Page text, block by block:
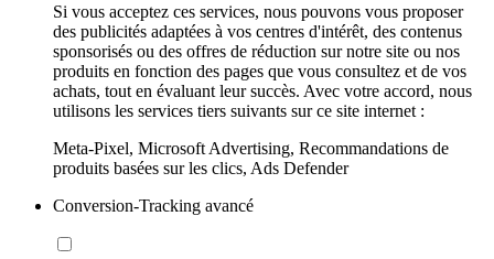
Si vous acceptez ces services, nous pouvons vous proposer
des publicités adaptées à vos centres d'intérêt, des contenus
sponsorisés ou des offres de réduction sur notre site ou nos
produits en fonction des pages que vous consultez et de vos
achats, tout en évaluant leur succès. Avec votre accord, nous
utilisons les services tiers suivants sur ce site internet :
Meta-Pixel, Microsoft Advertising, Recommandations de
produits basées sur les clics, Ads Defender
Conversion-Tracking avancé